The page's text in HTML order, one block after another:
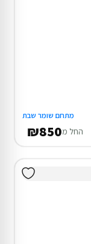
מתחם שומר שבת
החל מ₪850